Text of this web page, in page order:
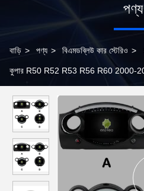
পণ্য
বাড়ি > পণ্য > বিএমডব্লিউ কার স্টেরিও >
কুপার R50 R52 R53 R56 R60 2000-